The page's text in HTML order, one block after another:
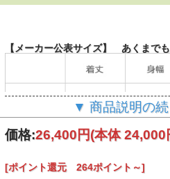
【メーカー公表サイズ】 あくまでも
▼ 商品説明の
価格:26,400円(本体 24,000
[ポイント還元 264ポイント～]